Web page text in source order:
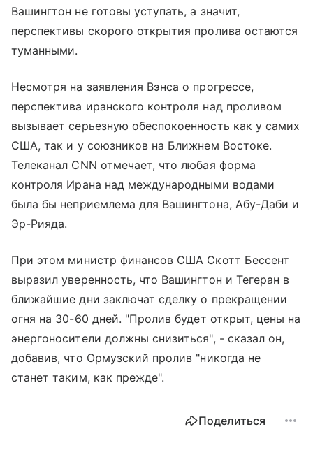
Вашингтон не готовы уступать, а значит,
перспективы скорого открытия пролива остаются
туманными.
Несмотря на заявления Вэнса о прогрессе,
перспектива иранского контроля над проливом
вызывает серьезную обеспокоенность как у самих
США, так и у союзников на Ближнем Востоке.
Телеканал CNN отмечает, что любая форма
контроля Ирана над международными водами
была бы неприемлема для Вашингтона, Абу-Даби и
Эр-Рияда.
При этом министр финансов США Скотт Бессент
выразил уверенность, что Вашингтон и Тегеран в
ближайшие дни заключат сделку о прекращении
огня на 30-60 дней. "Пролив будет открыт, цены на
энергоносители должны снизиться", - сказал он,
добавив, что Ормузский пролив "никогда не
станет таким, как прежде".
Поделиться